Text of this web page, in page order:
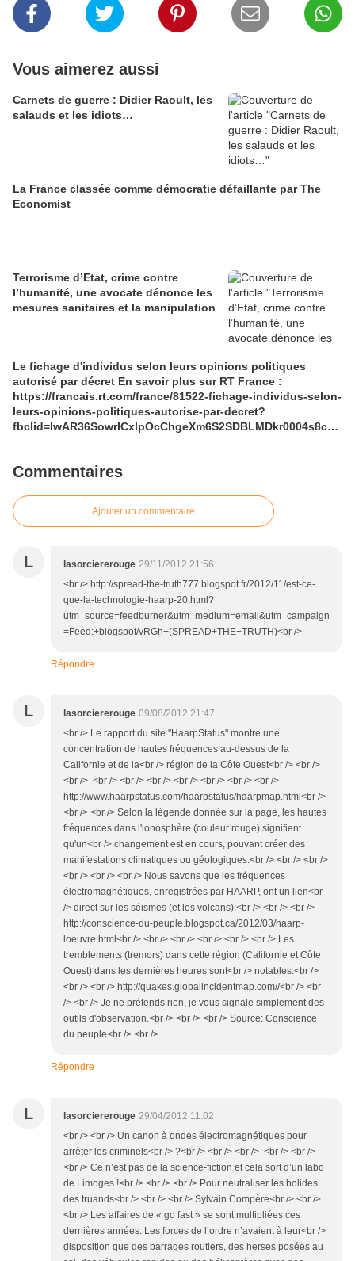
Vous aimerez aussi
Carnets de guerre : Didier Raoult, les
salauds et les idiots…
La France classée comme démocratie défaillante par The
Economist
Terrorisme d’Etat, crime contre
l’humanité, une avocate dénonce les
mesures sanitaires et la manipulation
Le fichage d'individus selon leurs opinions politiques
autorisé par décret En savoir plus sur RT France :
https://francais.rt.com/france/81522-fichage-individus-selon-
leurs-opinions-politiques-autorise-par-decret?
fbclid=IwAR36SowrICxlpOcChgeXm6S2SDBLMDkr0004s8cA
Commentaires
Ajouter un commentaire
L lasorciererouge 29/11/2012 21:56
<br /> http://spread-the-truth777.blogspot.fr/2012/11/est-ce-
que-la-technologie-haarp-20.html?
utm_source=feedburner&utm_medium=email&utm_campaign
=Feed:+blogspot/vRGh+(SPREAD+THE+TRUTH)<br />
Répondre
L lasorciererouge 09/08/2012 21:47
<br /> Le rapport du site "HaarpStatus" montre une
concentration de hautes fréquences au-dessus de la
Californie et de la<br /> région de la Côte Ouest<br /> <br />
<br /> <br /> <br /> <br /> <br /> <br /> <br /> <br />
http://www.haarpstatus.com/haarpstatus/haarpmap.html<br />
<br /> <br /> Selon la légende donnée sur la page, les hautes
fréquences dans l'ionosphère (couleur rouge) signifient
qu'un<br /> changement est en cours, pouvant créer des
manifestations climatiques ou géologiques.<br /> <br /> <br />
<br /> <br /> <br /> Nous savons que les fréquences
électromagnétiques, enregistrées par HAARP, ont un lien<br
/> direct sur les séismes (et les volcans):<br /> <br /> <br />
http://conscience-du-peuple.blogspot.ca/2012/03/haarp-
loeuvre.html<br /> <br /> <br /> <br /> <br /> <br /> Les
tremblements (tremors) dans cette région (Californie et Côte
Ouest) dans les dernières heures sont<br /> notables:<br />
<br /> <br /> http://quakes.globalincidentmap.com//<br /> <br
/> <br /> Je ne prétends rien, je vous signale simplement des
outils d'observation.<br /> <br /> <br /> Source: Conscience
du peuple<br /> <br />
Répondre
L lasorciererouge 29/04/2012 11:02
<br /> <br /> Un canon à ondes électromagnétiques pour
arrêter les criminels<br /> ?<br /> <br /> <br /> <br /> <br />
<br /> Ce n’est pas de la science-fiction et cela sort d’un labo
de Limoges !<br /> <br /> <br /> Pour neutraliser les bolides
des truands<br /> <br /> <br /> Sylvain Compère<br /> <br />
<br /> Les affaires de « go fast » se sont multipliées ces
dernières années. Les forces de l’ordre n’avaient à leur<br />
disposition que des barrages routiers, des herses posées au